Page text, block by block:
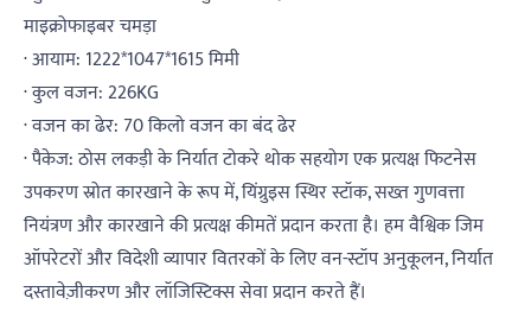
माइक्रोफाइबर चमड़ा
· आयाम: 1222*1047*1615 मिमी
· कुल वजन: 226KG
· वजन का ढेर: 70 किलो वजन का बंद ढेर
· पैकेज: ठोस लकड़ी के निर्यात टोकरे थोक सहयोग एक प्रत्यक्ष फिटनेस
उपकरण स्रोत कारखाने के रूप में, यिंग्रुइस स्थिर स्टॉक, सख्त गुणवत्ता
नियंत्रण और कारखाने की प्रत्यक्ष कीमतें प्रदान करता है। हम वैश्विक जिम
ऑपरेटरों और विदेशी व्यापार वितरकों के लिए वन-स्टॉप अनुकूलन, निर्यात
दस्तावेज़ीकरण और लॉजिस्टिक्स सेवा प्रदान करते हैं।